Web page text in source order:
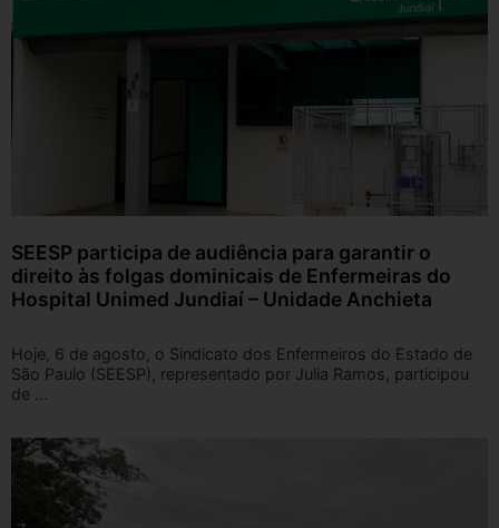
SEESP participa de audiência para garantir o
direito às folgas dominicais de Enfermeiras do
Hospital Unimed Jundiaí – Unidade Anchieta
Hoje, 6 de agosto, o Sindicato dos Enfermeiros do Estado de
São Paulo (SEESP), representado por Julia Ramos, participou
de ...